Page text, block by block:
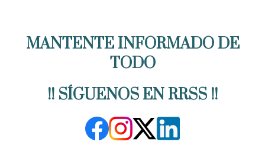
MANTENTE INFORMADO DE
TODO
!! SÍGUENOS EN RRSS !!